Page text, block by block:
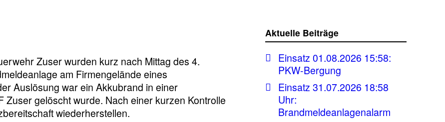
Zuser wurden kurz nach Mittag des 4.
am Firmengelände eines
Auslösung war ein Akkubrand in einer
gelöscht wurde. Nach einer kurzen Kontrolle
wiederherstellen.
Aktuelle Beiträge
Einsatz 01.08.2026 15:58:
PKW-Bergung
Einsatz 31.07.2026 18:58
Uhr:
Brandmeldeanlagenalarm